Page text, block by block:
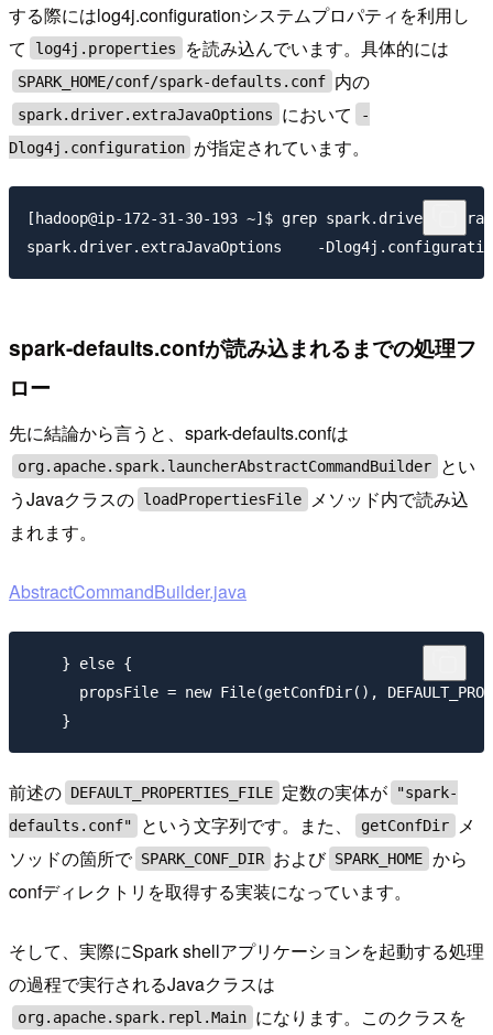
する際にはlog4j.configurationシステムプロパティを利用し
て
log4j.properties を読み込んでいます。具体的には
SPARK_HOME/conf/spark-defaults.conf 内の
spark.driver.extraJavaOptions において
-
Dlog4j.configuration が指定されています。
[hadoop@ip-172-31-30-193 ~]$ grep
spark-defaults.confが読み込まれるまでの処理フ
ロー
先に結論から言うと、spark-defaults.confは
org.apache.spark.launcherAbstractCommandBuilder
とい
うJavaクラスの loadPropertiesFile
メソッド内で読み込
まれます。
AbstractCommandBuilder.java
    } else {
propsFile = new File(getConfDir(),
前述の DEFAULT_PROPERTIES_FILE 定数の実体が
"spark-
defaults.conf"
という文字列です。また、 getConfDir
メ
ソッドの箇所で SPARK_CONF_DIR および SPARK_HOME から
confディレクトリを取得する実装になっています。
そして、実際にSpark shellアプリケーションを起動する処理
の過程で実行されるJavaクラスは
org.apache.spark.repl.Main になります。このクラスを